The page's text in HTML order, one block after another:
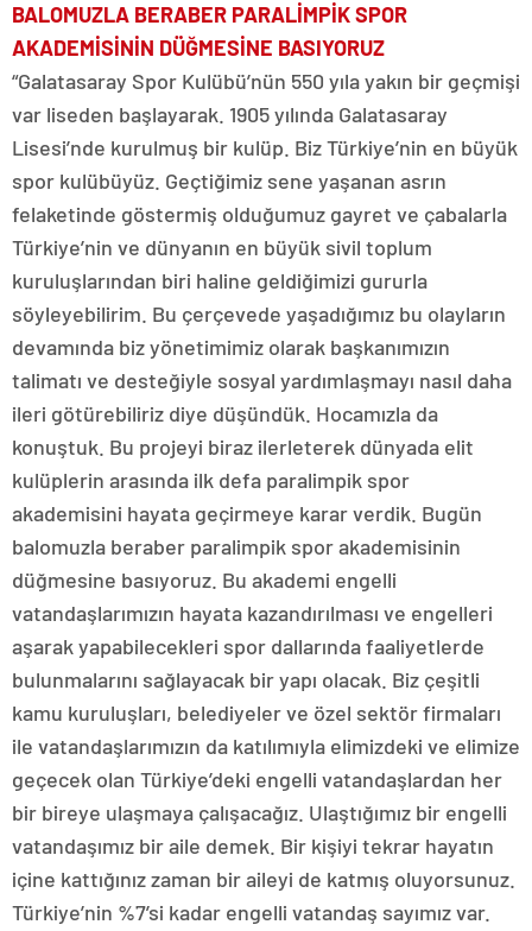
BALOMUZLA BERABER PARALİMPİK SPOR
AKADEMİSİNİN DÜĞMESİNE BASIYORUZ
“Galatasaray Spor Kulübü’nün 550 yıla yakın bir geçmişi
var liseden başlayarak. 1905 yılında Galatasaray
Lisesi’nde kurulmuş bir kulüp. Biz Türkiye’nin en büyük
spor kulübüyüz. Geçtiğimiz sene yaşanan asrın
felaketinde göstermiş olduğumuz gayret ve çabalarla
Türkiye’nin ve dünyanın en büyük sivil toplum
kuruluşlarından biri haline geldiğimizi gururla
söyleyebilirim. Bu çerçevede yaşadığımız bu olayların
devamında biz yönetimimiz olarak başkanımızın
talimatı ve desteğiyle sosyal yardımlaşmayı nasıl daha
ileri götürebiliriz diye düşündük. Hocamızla da
konuştuk. Bu projeyi biraz ilerleterek dünyada elit
kulüplerin arasında ilk defa paralimpik spor
akademisini hayata geçirmeye karar verdik. Bugün
balomuzla beraber paralimpik spor akademisinin
düğmesine basıyoruz. Bu akademi engelli
vatandaşlarımızın hayata kazandırılması ve engelleri
aşarak yapabilecekleri spor dallarında faaliyetlerde
bulunmalarını sağlayacak bir yapı olacak. Biz çeşitli
kamu kuruluşları, belediyeler ve özel sektör firmaları
ile vatandaşlarımızın da katılımıyla elimizdeki ve elimize
geçecek olan Türkiye’deki engelli vatandaşlardan her
bir bireye ulaşmaya çalışacağız. Ulaştığımız bir engelli
vatandaşımız bir aile demek. Bir kişiyi tekrar hayatın
içine kattığınız zaman bir aileyi de katmış oluyorsunuz.
Türkiye’nin %7’si kadar engelli vatandaş sayımız var.